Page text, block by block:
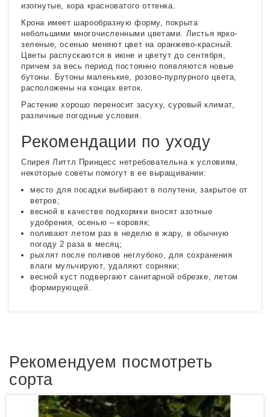
изогнутые, кора красноватого оттенка.
Крона имеет шарообразную форму, покрыта
небольшими многочисленными цветами. Листья ярко-
зеленые, осенью меняют цвет на оранжево-красный.
Цветы распускаются в июне и цветут до сентября,
причем за весь период постоянно появляются новые
бутоны. Бутоны маленькие, розово-пурпурного цвета,
расположены на концах веток.
Растение хорошо переносит засуху, суровый климат,
различные погодные условия.
Рекомендации по уходу
Спирея Литтл Принцесс нетребовательна к условиям,
некоторые советы помогут в ее выращивании:
место для посадки выбирают в полутени, закрытое от
ветров;
весной в качестве подкормки вносят азотные
удобрения, осенью – коровяк;
поливают летом раз в неделю в жару, в обычную
погоду 2 раза в месяц;
рыхлят после поливов неглубоко, для сохранения
влаги мульчируют, удаляют сорняки;
весной куст подвергают санитарной обрезке, летом
формирующей.
Рекомендуем посмотреть
сорта